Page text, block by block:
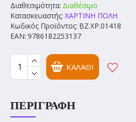
Διαθεσιμότητα: Διαθέσιμο
Κατασκευαστής: ΧΑΡΤΙΝΗ ΠΟΛΗ
Κωδικός Προϊόντος: BZ.XP.01418
EAN: 9786182253137
ΚΑΛΆΘΙ
ΠΕΡΙΓΡΑΦΉ